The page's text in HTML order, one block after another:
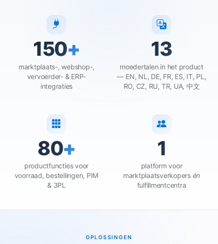
150+
marktplaats-, webshop-,
vervoerder- & ERP-
integraties
13
moedertalen in het product
— EN, NL, DE, FR, ES, IT, PL,
RO, CZ, RU, TR, UA, 中文
80+
productfuncties voor
voorraad, bestellingen, PIM
& 3PL
1
platform voor
marktplaatsverkopers én
fulfillmentcentra
OPLOSSINGEN